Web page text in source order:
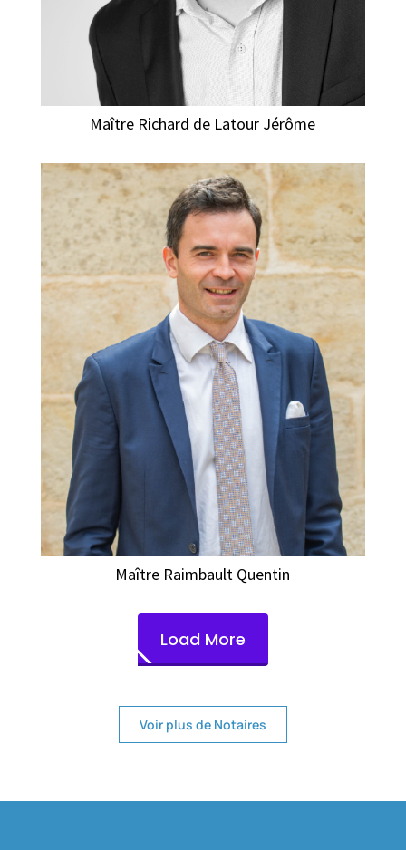
Maître Richard de Latour Jérôme
Maître Raimbault Quentin
Load More
Voir plus de Notaires